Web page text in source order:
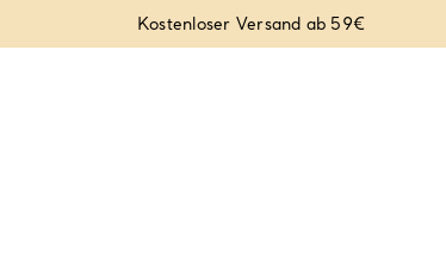
Inhalt
Kostenloser Versand ab 59€